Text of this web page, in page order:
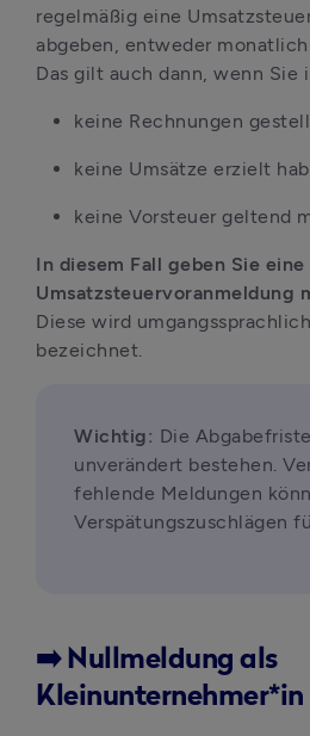
regelmäßig eine
abgeben, entweder
Das gilt auch dann, wenn Sie
keine Rechnungen
keine Umsätze erzielt
keine Vorsteuer geltend
In diesem Fall geben Sie eine
Umsatzsteuervoranmeldung
Diese wird
bezeichnet.
Wichtig: Die
unverändert bestehen.
fehlende Meldungen
Verspätungszuschlägen
➡️ Nullmeldung als
Kleinunternehmer*in